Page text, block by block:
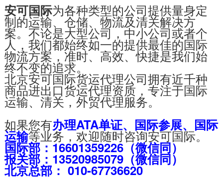
安可国际为各种类型的公司提供量身定
制的运输、仓储、物流及清关解决方
案。不论是大型公司，中小公司或者个
人，我们都始终如一的提供最佳的国际
物流方案，准时、高效、快捷是我们始
终不变的追求。
北京安可国际货运代理公司拥有近千种
商品进出口货运代理资质，专注于国际
运输、清关，外贸代理服务。
如果您有办理ATA单证、国际参展、国际
运输等业务，欢迎随时咨询安可国际。
国际部：16601359226（微信同）
报关部：13520985079（微信同）
北京总部： 010-67736620